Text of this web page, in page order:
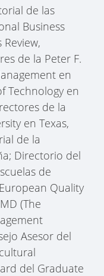
de las
Business
de la Peter F.
en
Technology en
de la
en Texas,
de la
Directorio del
de
Quality
(The
Asesor del
del Graduate